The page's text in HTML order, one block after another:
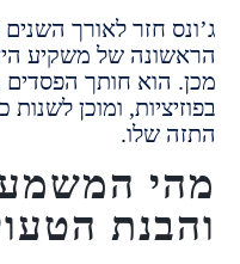
חזר לאורך השנים על
של משקיע היא
חותך הפסדים
ומוכן לשנות כיוון
המשמעת
הטעויות